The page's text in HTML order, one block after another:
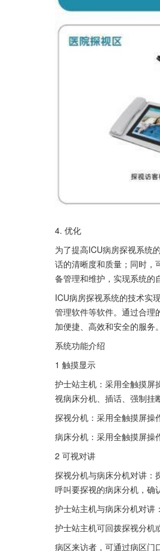
4. 优化
为了提高ICU病房探视系统
话的清晰度和质量；同时，
备管理和维护，实现系统的
ICU病房探视系统的技术实
管理软件等软件。通过合理
加便捷、高效和安全的服务。
系统功能介绍
1 触摸显示
护士站主机：采用全触摸屏
视病床分机、插话、强制挂
探视分机：采用全触摸屏操
病床分机：采用全触摸屏操
2 可视对讲
探视分机与病床分机对讲：
呼叫要探视的病床分机，确
护士站主机与病床分机对讲
护士站主机可回拨探视分机
病区来访者，可通过病区门